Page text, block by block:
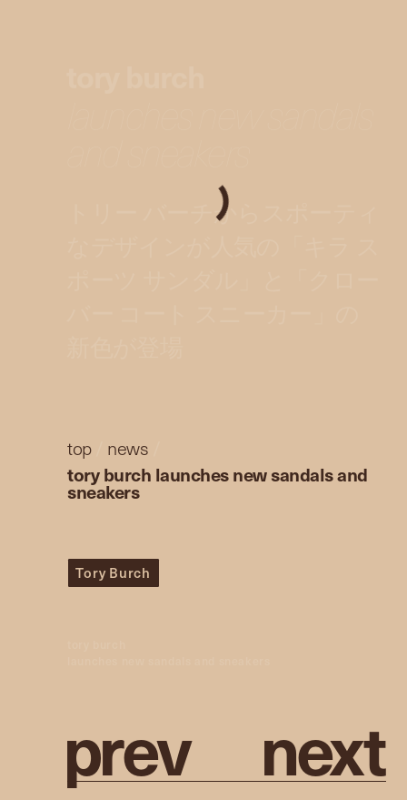
トリー バーチからスポーティ
top/ news
tory burch launches new sandals and
sneakers
Tory Burch
prev next